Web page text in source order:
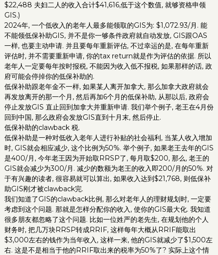
$22,488 夫妇二人的收入合计$41,616,低于这个数值, 就够资格申领
GIS.)
2024年, 一个低收入的老年人最多能领取的GIS为: $1,072.93/月. 能
不能领低保补助GIS, 并不是你一够条件政府就自动发放, GIS跟OAS
一样, 也要主动申请. 并且要每年重新评估, 不过幸运的是, 在每年重新
评估时, 并不需要重新申请, 你的tax return就是作为评估的依据. 所以
老年人一定要每年按时报税, 不能因为收入低不报税, 如果那样的话, 政
府可能会停掉你的低保补助的.
低保补助跟老年金不一样, 如果某人离开加拿大, 那么加拿大政府就会
再发放离开的那一个月, 然后再加6个月的低保补助, 从那以后, 政府会
停止发放GIS 直止回到加拿大并重新申请. 我们举个例子, 老王在4月份
回到中国, 那么政府会发放GIS直到十月末, 然后停止.
低保补助的clawback 税.
低保补助是一种对低收入老年人进行补贴的社会福利, 当某人收入增加
时, GIS就会相应减少, 这个比例为50%. 举个例子, 如果老王去年的GIS
是400/月, 今年老王因为开始取RRSP了, 每月取$200, 那么, 老王的
GIS就会减少为300/月. 减少的数额为老王的收入即200/月的50%. 对
于有兴趣的读者, 很容易就可以算出, 如果收入达到$21,768, 则低保补
助GIS刚才被clawback完.
我们知道了GIS的clawback比例, 那么对老年人的理财规划时, 一定要
考虑到这个问题. 那就是怎样分配你的收入, 使你的GIS最大化. 我知道
很多朋友都忽略了这个问题. 比如一位姓严的老先生, 在规划他的个人
财务时, 把几万块RRSP转成RRIF, 这样每年大概从RRIF能取出
$3,000左右的钱作为当年收入, 这样一来, 他的GIS就减少了$1,500左
右. 这是不是相当于他的RRIF取出来的税率为50%了? 实际上这个情